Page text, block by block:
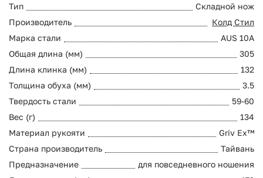
Тип
Складной нож
Производитель
Колд Стил
Марка стали
AUS 10A
Общая длина (мм)
305
Длина клинка (мм)
132
Толщина обуха (мм)
3.5
Твердость стали
59-60
Вес (г)
134
Материал рукояти
Griv Ex™
Страна производитель
Тайвань
Предназначение
для повседневного ношения